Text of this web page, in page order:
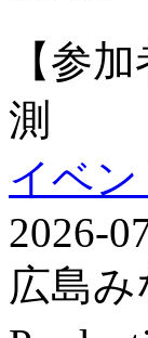
【参
測
イベン
2026-
広島